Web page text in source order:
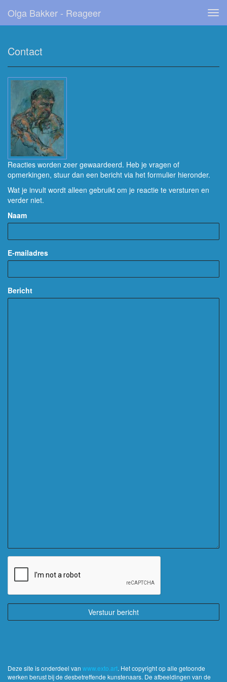
Olga Bakker - Reageer
Contact
Reacties worden zeer gewaardeerd. Heb je vragen of
opmerkingen, stuur dan een bericht via het formulier hieronder.
Wat je invult wordt alleen gebruikt om je reactie te versturen en
verder niet.
Naam
E-mailadres
Bericht
Deze site is onderdeel van www.exto.art. Het copyright op alle getoonde
werken berust bij de desbetreffende kunstenaars. De afbeeldingen van de